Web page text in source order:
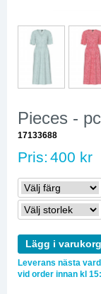
Pieces -
17133688
Pris: 400 kr
Lägg i varukorg
Leverans nästa
vid order innan kl